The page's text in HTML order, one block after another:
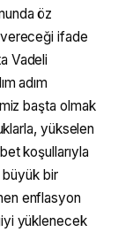
öz
vereceği ifade
Vadeli
adım
başta olmak
yükselen
koşullarıyla
büyük bir
enflasyon
yüklenecek